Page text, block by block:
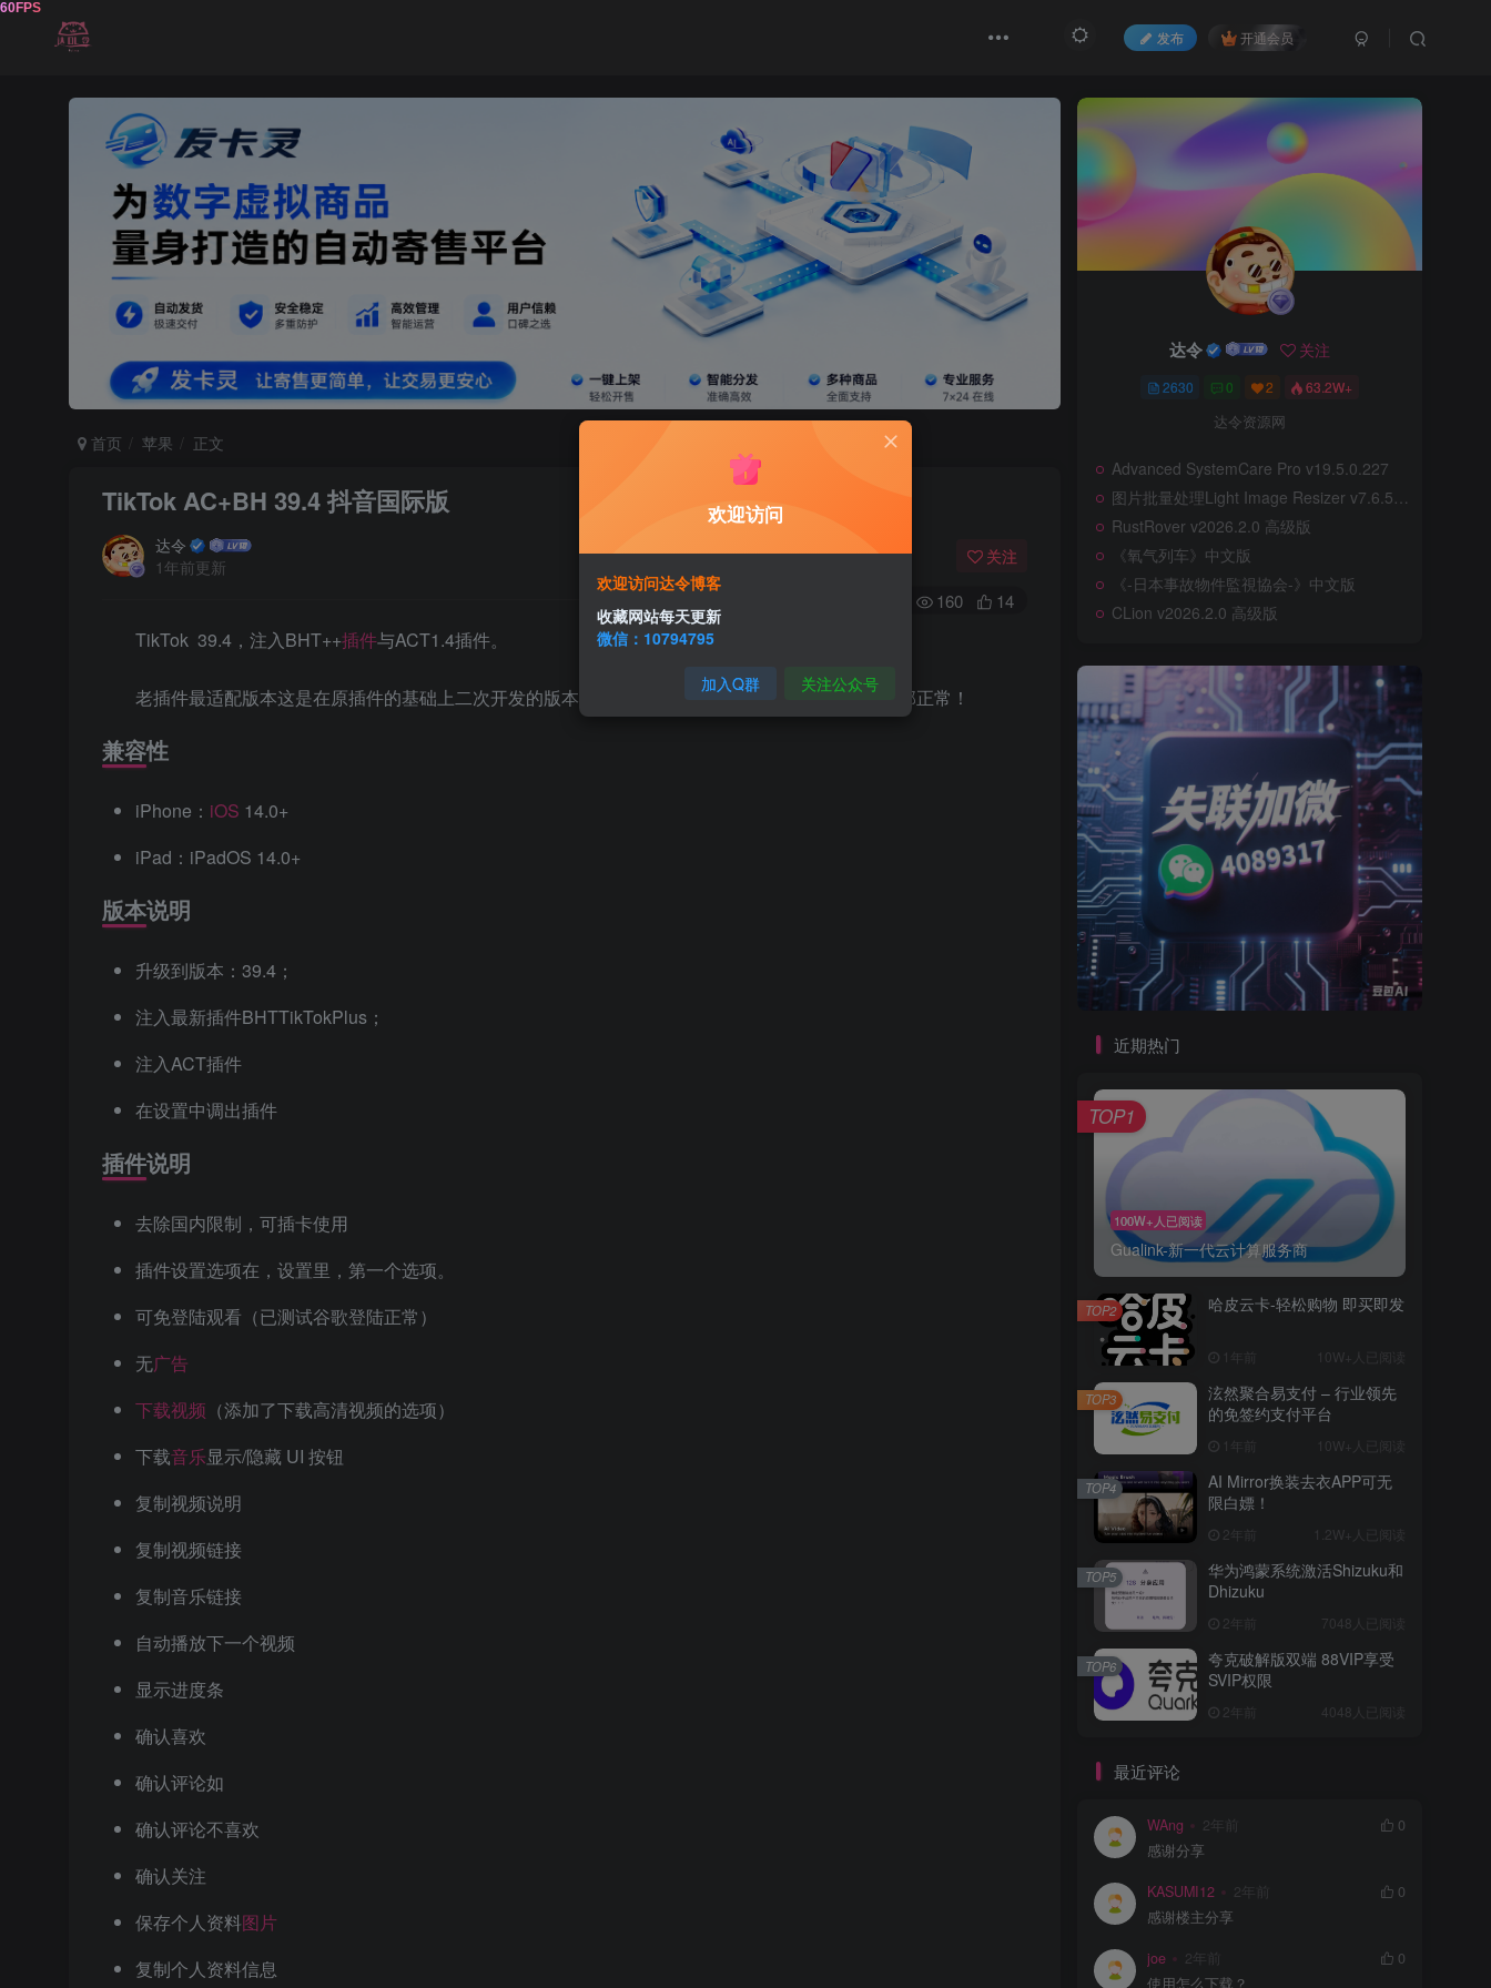
发布 开通会员
首页 苹果 正文
TikTok AC+BH 39.4 抖音国际版
达令
1年前更新
关注
160 14
TikTok 39.4，注入BHT++插件与ACT1.4插件。
老插件最适配版本这是在原插件的基础上二次开发的版本，更加好用相比于原版插件，各种功能全部正常！
兼容性
iPhone： iOS 14.0+
iPad：iPadOS 14.0+
版本说明
升级到版本：39.4；
注入最新插件BHTTikTokPlus；
注入ACT插件
在设置中调出插件
插件说明
去除国内限制，可插卡使用
插件设置选项在，设置里，第一个选项。
可免登陆观看（已测试谷歌登陆正常）
无广告
下载视频 （添加了下载高清视频的选项）
下载音乐显示/隐藏 UI 按钮
复制视频说明
复制视频链接
复制音乐链接
自动播放下一个视频
显示进度条
确认喜欢
确认评论如
确认评论不喜欢
确认关注
保存个人资料图片
复制个人资料信息
达令 关注
2630 0 2 63.2W+
达令资源网
Advanced SystemCare Pro v19.5.0.227
图片批量处理Light Image Resizer v7.6.5.176
RustRover v2026.2.0 高级版
《氧气列车》中文版
《-日本事故物件監視協会-》中文版
CLion v2026.2.0 高级版
近期热门
100W+人已阅读
Gualink-新一代云计算服务商
TOP1
哈皮云卡-轻松购物 即买即发
1年前 10W+人已阅读
TOP2
泫然聚合易支付 – 行业领先
的免签约支付平台
1年前 10W+人已阅读
TOP3
AI Mirror换装去衣APP可无
限白嫖！
2年前 1.2W+人已阅读
TOP4
华为鸿蒙系统激活Shizuku和
Dhizuku
2年前 7048人已阅读
TOP5
夸克破解版双端 88VIP享受
SVIP权限
2年前 4048人已阅读
TOP6
最近评论
WAng 2年前
0
感谢分享
KASUMI12 2年前
0
感谢楼主分享
joe 2年前
0
使用怎么下载？
欢迎访问
欢迎访问达令博客
收藏网站每天更新
微信：10794795
加入Q群 关注公众号